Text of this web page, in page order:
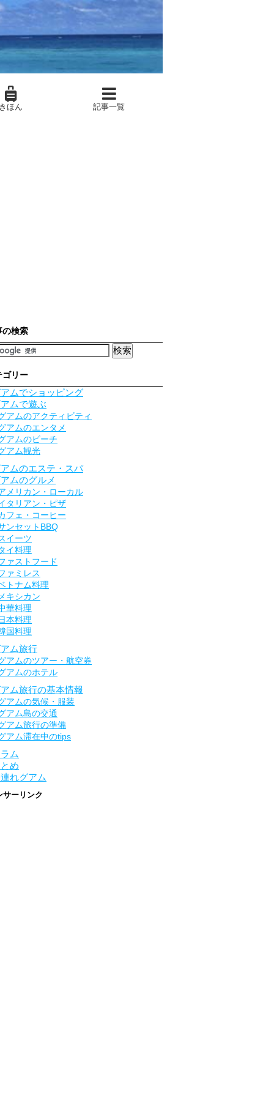
ほん 記事一覧
の検索
ゴリー
ムでショッピング
ムで遊ぶ
アムのアクティビティ
アムのエンタメ
アムのビーチ
アム観光
ムのエステ・スパ
ムのグルメ
メリカン・ローカル
タリアン・ピザ
フェ・コーヒー
ンセットBBQ
イーツ
イ料理
ァストフード
ァミレス
トナム料理
キシカン
華料理
本料理
国料理
ム旅行
アムのツアー・航空券
アムのホテル
ム旅行の基本情報
アムの気候・服装
アム島の交通
アム旅行の準備
アム滞在中のtips
ム
め
れグアム
サーリンク